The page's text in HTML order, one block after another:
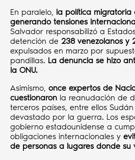
En paralelo, la política migratoria
generando tensiones
Salvador responsabilizó a
detención de 238 venezolanos y
expulsados en marzo por
pandillas. La denuncia se hizo
la ONU.
Asimismo, once expertos de
cuestionaron la reanudación de
terceros países, entre ellos
devastado por la guerra. Los
gobierno estadounidense a
obligaciones internacionales y
de personas a lugares donde su